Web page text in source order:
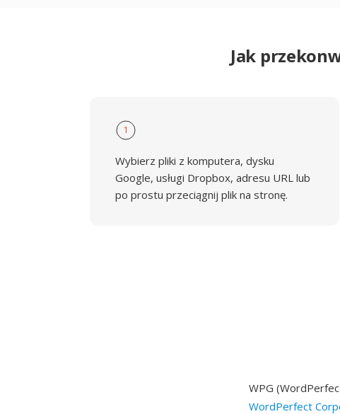
Jak
1
Wybierz pliki z komputera, dysku
Google, usługi Dropbox, adresu URL lub
po prostu przeciągnij plik na stronę.
WPG
WordPerfect